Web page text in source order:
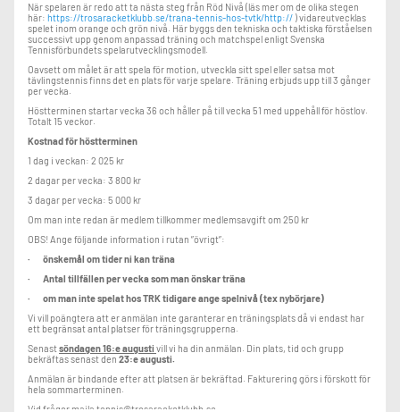
När spelaren är redo att ta nästa steg från Röd Nivå (läs mer om de olika stegen
här: https://trosaracketklubb.se/trana-tennis-hos-tvtk/http:// ) vidareutvecklas
spelet inom orange och grön nivå. Här byggs den tekniska och taktiska förståelsen
successivt upp genom anpassad träning och matchspel enligt Svenska
Tennisförbundets spelarutvecklingsmodell.
Oavsett om målet är att spela för motion, utveckla sitt spel eller satsa mot
tävlingstennis finns det en plats för varje spelare. Träning erbjuds upp till 3 gånger
per vecka.
Höstterminen startar vecka 36 och håller på till vecka 51 med uppehåll för höstlov.
Totalt 15 veckor.
Kostnad för höstterminen
1 dag i veckan: 2 025 kr
2 dagar per vecka: 3 800 kr
3 dagar per vecka: 5 000 kr
Om man inte redan är medlem tillkommer medlemsavgift om 250 kr
OBS! Ange följande information i rutan ”övrigt”:
· önskemål om tider ni kan träna
· Antal tillfällen per vecka som man önskar träna
· om man inte spelat hos TRK tidigare ange spelnivå (tex nybörjare)
Vi vill poängtera att er anmälan inte garanterar en träningsplats då vi endast har
ett begränsat antal platser för träningsgrupperna.
Senastsöndagen 16:e augusti vill vi ha din anmälan. Din plats, tid och grupp
bekräftas senast den 23:e augusti.
Anmälan är bindande efter att platsen är bekräftad. Fakturering görs i förskott för
hela sommarterminen.
Vid frågor maila tennis@trosaracketklubb.se.